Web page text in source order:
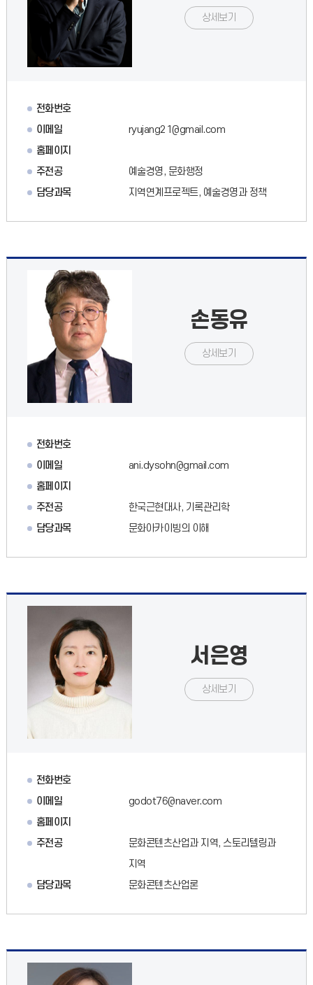
상세보기
전화번호
이메일
ryujang21@gmail.com
홈페이지
주전공
예술경영, 문화행정
담당과목
지역연계프로젝트, 예술경영과 정책
손동유
상세보기
전화번호
이메일
ani.dysohn@gmail.com
홈페이지
주전공
한국근현대사, 기록관리학
담당과목
문화아카이빙의 이해
서은영
상세보기
전화번호
이메일
godot76@naver.com
홈페이지
주전공
문화콘텐츠산업과 지역, 스토리텔링과
지역
담당과목
문화콘텐츠산업론